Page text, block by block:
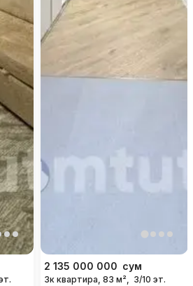
2 135 000 000 сум
3к квартира, 83 м², 3/10 эт.